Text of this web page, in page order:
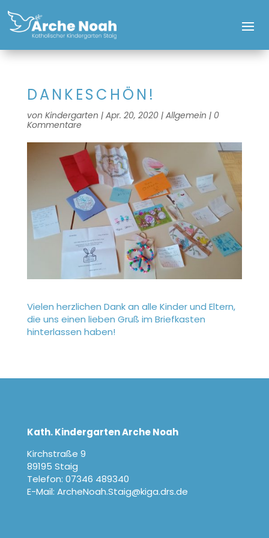
DANKESCHÖN!
von Kindergarten | Apr. 20, 2020| Allgemein | 0
Kommentare
Vielen herzlichen Dank an alle Kinder und Eltern,
die uns einen lieben Gruß im Briefkasten
hinterlassen haben!
Kath. Kindergarten Arche Noah
Kirchstraße 9
89195 Staig
Telefon: 07346 489340
E-Mail: ArcheNoah.Staig@kiga.drs.de